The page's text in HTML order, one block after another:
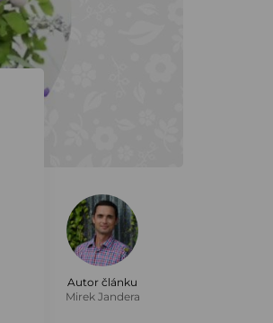
Autor článku
Mirek Jandera